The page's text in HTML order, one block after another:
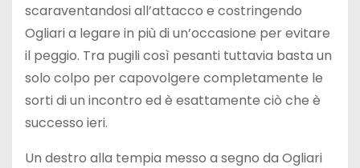
scaraventandosi all’attacco e costringendo
Ogliari a legare in più di un’occasione per evitare
il peggio. Tra pugili così pesanti tuttavia basta un
solo colpo per capovolgere completamente le
sorti di un incontro ed è esattamente ciò che è
successo ieri.
Un destro alla tempia messo a segno da Ogliari